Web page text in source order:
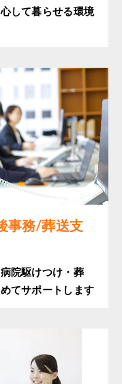
して暮らせる環境
事務/葬送支
院駆けつけ・葬
てサポートします